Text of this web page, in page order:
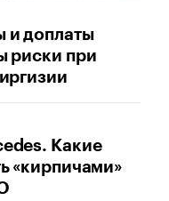
и доплаты
риски при
Какие
«кирпичами»